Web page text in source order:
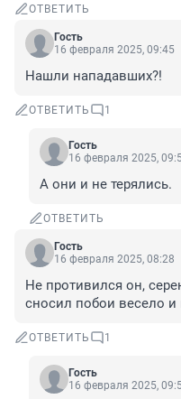
ОТВЕТИТЬ
Гость
16 февраля 2025, 09:45
Нашли нападавших?!
ОТВЕТИТЬ 1
Гость
16 февраля 2025,
А они и не терялись.
ОТВЕТИТЬ
Гость
16 февраля 2025, 08:28
Не противился он,
сносил побои весело и
ОТВЕТИТЬ 1
Гость
16 февраля 2025,